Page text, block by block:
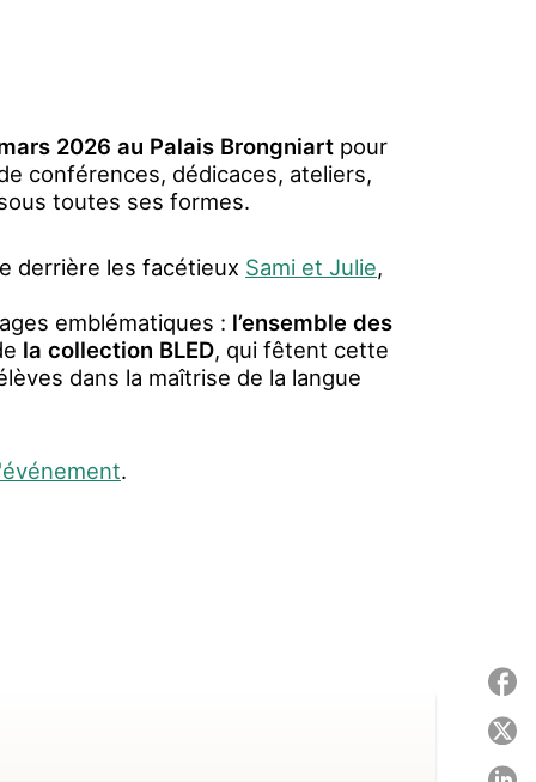
2026 au Palais Brongniart pour
conférences, dédicaces, ateliers,
toutes ses formes.
derrière les facétieux Sami et Julie,
emblématiques : l’ensemble des
la collection BLED, qui fêtent cette
dans la maîtrise de la langue
.